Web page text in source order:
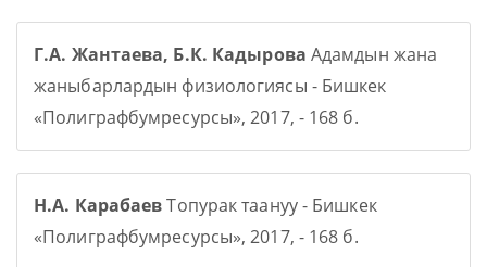
Г.А. Жантаева, Б.К. Кадырова Адамдын жана
жаныбарлардын физиологиясы - Бишкек
«Полиграфбумресурсы», 2017, - 168 б.
Н.А. КарабаевТопурак таануу - Бишкек
«Полиграфбумресурсы», 2017, - 168 б.